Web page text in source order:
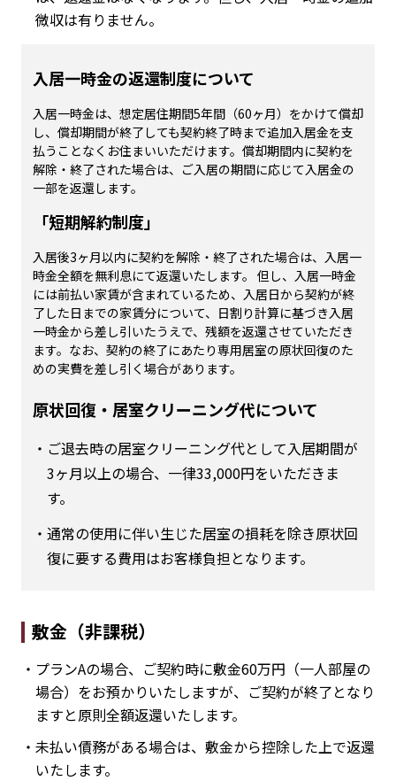
微収は有りません。
入居一時金の返還制度について
入居一時金は、想定居住期間5年間（60ヶ月）をかけて償却
し、償却期間が終了しても契約終了時まで追加入居金を支
払うことなくお住まいいただけます。償却期間内に契約を
解除・終了された場合は、ご入居の期間に応じて入居金の
一部を返還します。
「短期解約制度」
入居後3ヶ月以内に契約を解除・終了された場合は、入居一
時金全額を無利息にて返還いたします。 但し、入居一時金
には前払い家賃が含まれているため、入居日から契約が終
了した日までの家賃分について、日割り計算に基づき入居
一時金から差し引いたうえで、残額を返還させていただき
ます。なお、契約の終了にあたり専用居室の原状回復のた
めの実費を差し引く場合があります。
原状回復・居室クリーニング代について
・ご退去時の居室クリーニング代として入居期間が
3ヶ月以上の場合、一律33,000円をいただきま
す。
・通常の使用に伴い生じた居室の損耗を除き原状回
復に要する費用はお客様負担となります。
敷金（非課税）
・プランAの場合、ご契約時に敷金60万円（一人部屋の
場合）をお預かりいたしますが、ご契約が終了となり
ますと原則全額返還いたします。
・未払い債務がある場合は、敷金から控除した上で返還
いたします。